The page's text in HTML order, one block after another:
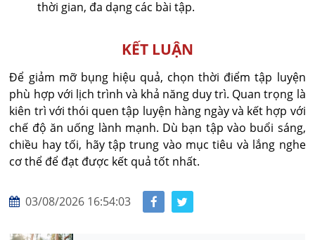
thời gian, đa dạng các bài tập.
KẾT LUẬN
Để giảm mỡ bụng hiệu quả, chọn thời điểm tập luyện
phù hợp với lịch trình và khả năng duy trì. Quan trọng là
kiên trì với thói quen tập luyện hàng ngày và kết hợp với
chế độ ăn uống lành mạnh. Dù bạn tập vào buổi sáng,
chiều hay tối, hãy tập trung vào mục tiêu và lắng nghe
cơ thể để đạt được kết quả tốt nhất.
03/08/2026 16:54:03